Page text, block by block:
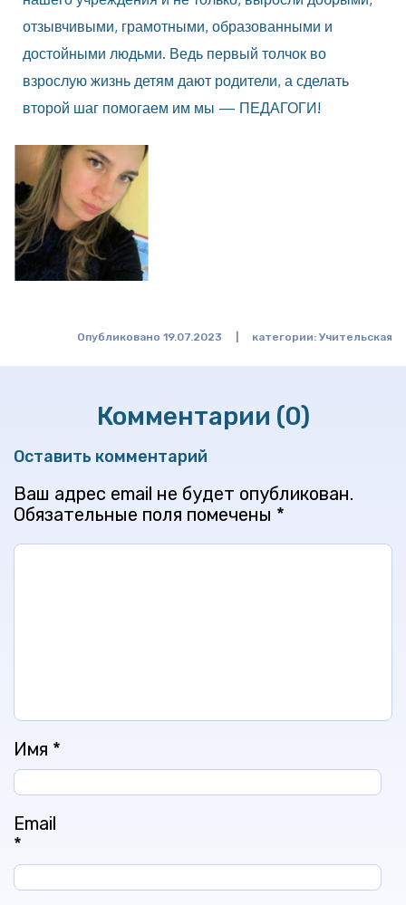
отзывчивыми, грамотными, образованными и
достойными людьми. Ведь первый толчок во
взрослую жизнь детям дают родители, а сделать
второй шаг помогаем им мы — ПЕДАГОГИ!
Опубликовано 19.07.2023 категории: Учительская
Комментарии (0)
Оставить комментарий
Ваш адрес email не будет опубликован.
Обязательные поля помечены *
Имя *
Email
*